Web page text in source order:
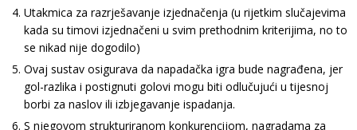
Utakmica za razrješavanje izjednačenja (u rijetkim slučajevima
kada su timovi izjednačeni u svim prethodnim kriterijima, no to
se nikad nije dogodilo)
Ovaj sustav osigurava da napadačka igra bude nagrađena, jer
gol-razlika i postignuti golovi mogu biti odlučujući u tijesnoj
borbi za naslov ili izbjegavanje ispadanja.
S njegovom strukturiranom konkurencijom, nagradama za